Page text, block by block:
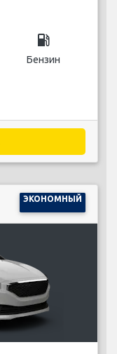
local_gas_station
Бензин
ЭКОНОМНЫЙ